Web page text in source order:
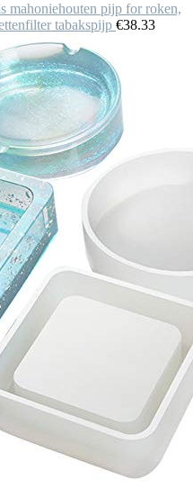
mahoniehouten pijp for roken,
tabakspijp €38.33